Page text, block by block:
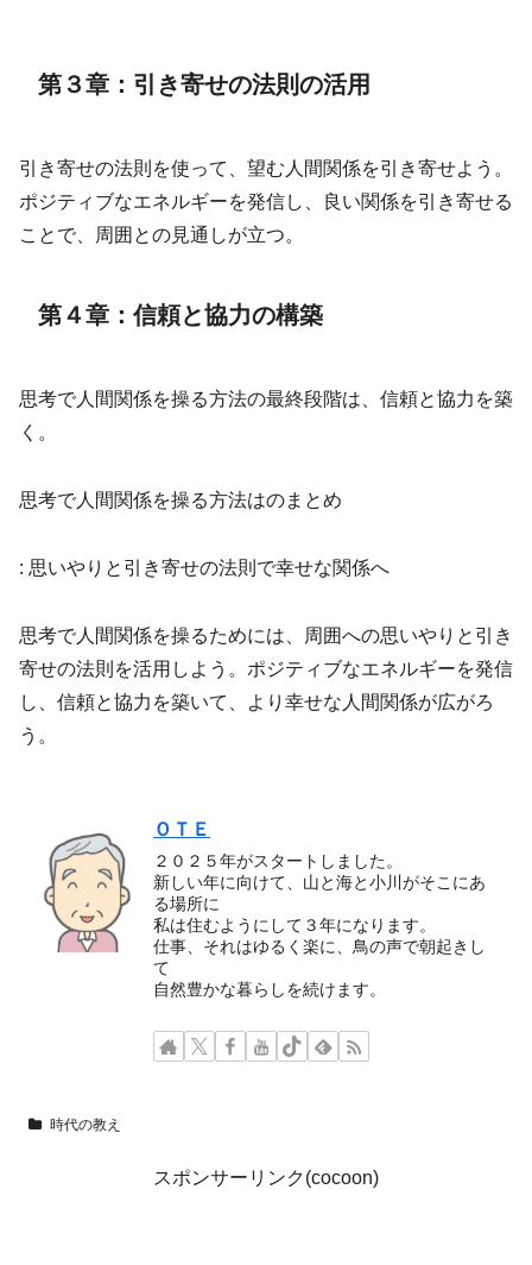
第３章：引き寄せの法則の活用
引き寄せの法則を使って、望む人間関係を引き寄せよう。
ポジティブなエネルギーを発信し、良い関係を引き寄せる
ことで、周囲との見通しが立つ。
第４章：信頼と協力の構築
思考で人間関係を操る方法の最終段階は、信頼と協力を築
く。
思考で人間関係を操る方法はのまとめ
: 思いやりと引き寄せの法則で幸せな関係へ
思考で人間関係を操るためには、周囲への思いやりと引き
寄せの法則を活用しよう。ポジティブなエネルギーを発信
し、信頼と協力を築いて、より幸せな人間関係が広がろ
う。
ＯＴＥ
２０２５年がスタートしました。
新しい年に向けて、山と海と小川がそこにあ
る場所に
私は住むようにして３年になります。
仕事、それはゆるく楽に、鳥の声で朝起きし
て
自然豊かな暮らしを続けます。
時代の教え
スポンサーリンク(cocoon)